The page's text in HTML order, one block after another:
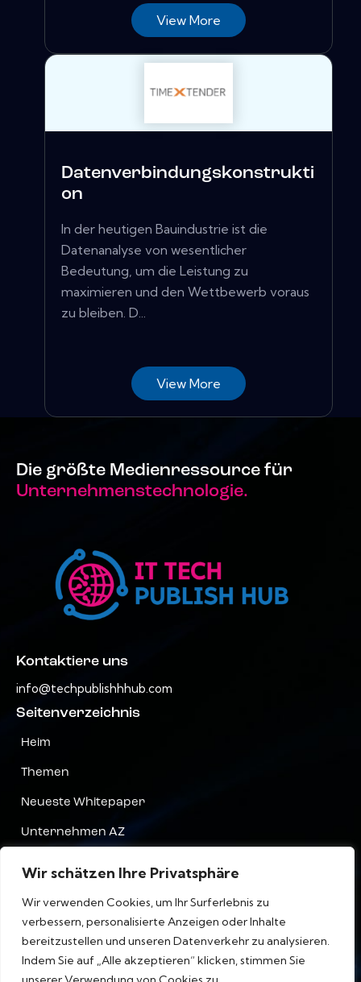
Wir schätzen Ihre Privatsphäre
Wir verwenden Cookies, um Ihr Surferlebnis zu
verbessern, personalisierte Anzeigen oder Inhalte
bereitzustellen und unseren Datenverkehr zu analysieren.
Indem Sie auf „Alle akzeptieren“ klicken, stimmen Sie
View More
Datenverbindungskonstrukti
on
In der heutigen Bauindustrie ist die
Datenanalyse von wesentlicher
Bedeutung, um die Leistung zu
maximieren und den Wettbewerb voraus
zu bleiben. D...
View More
Die größte Medienressource für
Unternehmenstechnologie.
Kontaktiere uns
info@techpublishhhub.com
Seitenverzeichnis
Heim
Themen
Neueste Whitepaper
Unternehmen AZ
Terms & Bedingungen